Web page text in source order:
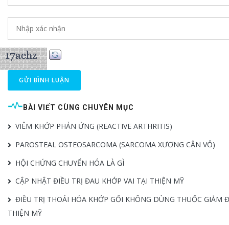
GỬI BÌNH LUẬN
BÀI VIẾT CÙNG CHUYÊN MỤC
VIÊM KHỚP PHẢN ỨNG (REACTIVE ARTHRITIS)
PAROSTEAL OSTEOSARCOMA (SARCOMA XƯƠNG CẬN VỎ)
HỘI CHỨNG CHUYỂN HÓA LÀ GÌ
CẬP NHẬT ĐIỀU TRỊ ĐAU KHỚP VAI TẠI THIỆN MỸ
ĐIỀU TRỊ THOÁI HÓA KHỚP GỐI KHÔNG DÙNG THUỐC GIẢM
THIỆN MỸ